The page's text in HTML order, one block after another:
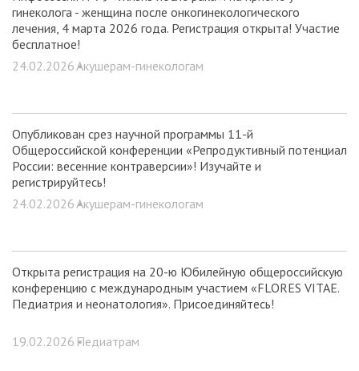
гинеколога - женщина после онкогинекологического
лечения, 4 марта 2026 года. Регистрация открыта! Участие
бесплатное!
24.02.2026 •Акушерам-гинекологам
Опубликован срез научной программы 11-й
Общероссийской конференции «Репродуктивный потенциал
России: весенние контраверсии»! Изучайте и
регистрируйтесь!
24.02.2026 •Акушерам-гинекологам
Открыта регистрация на 20-ю Юбилейную общероссийскую
конференцию с международным участием «FLORES VITAE.
Педиатрия и неонатология». Присоединяйтесь!
19.02.2026 •Педиатрам